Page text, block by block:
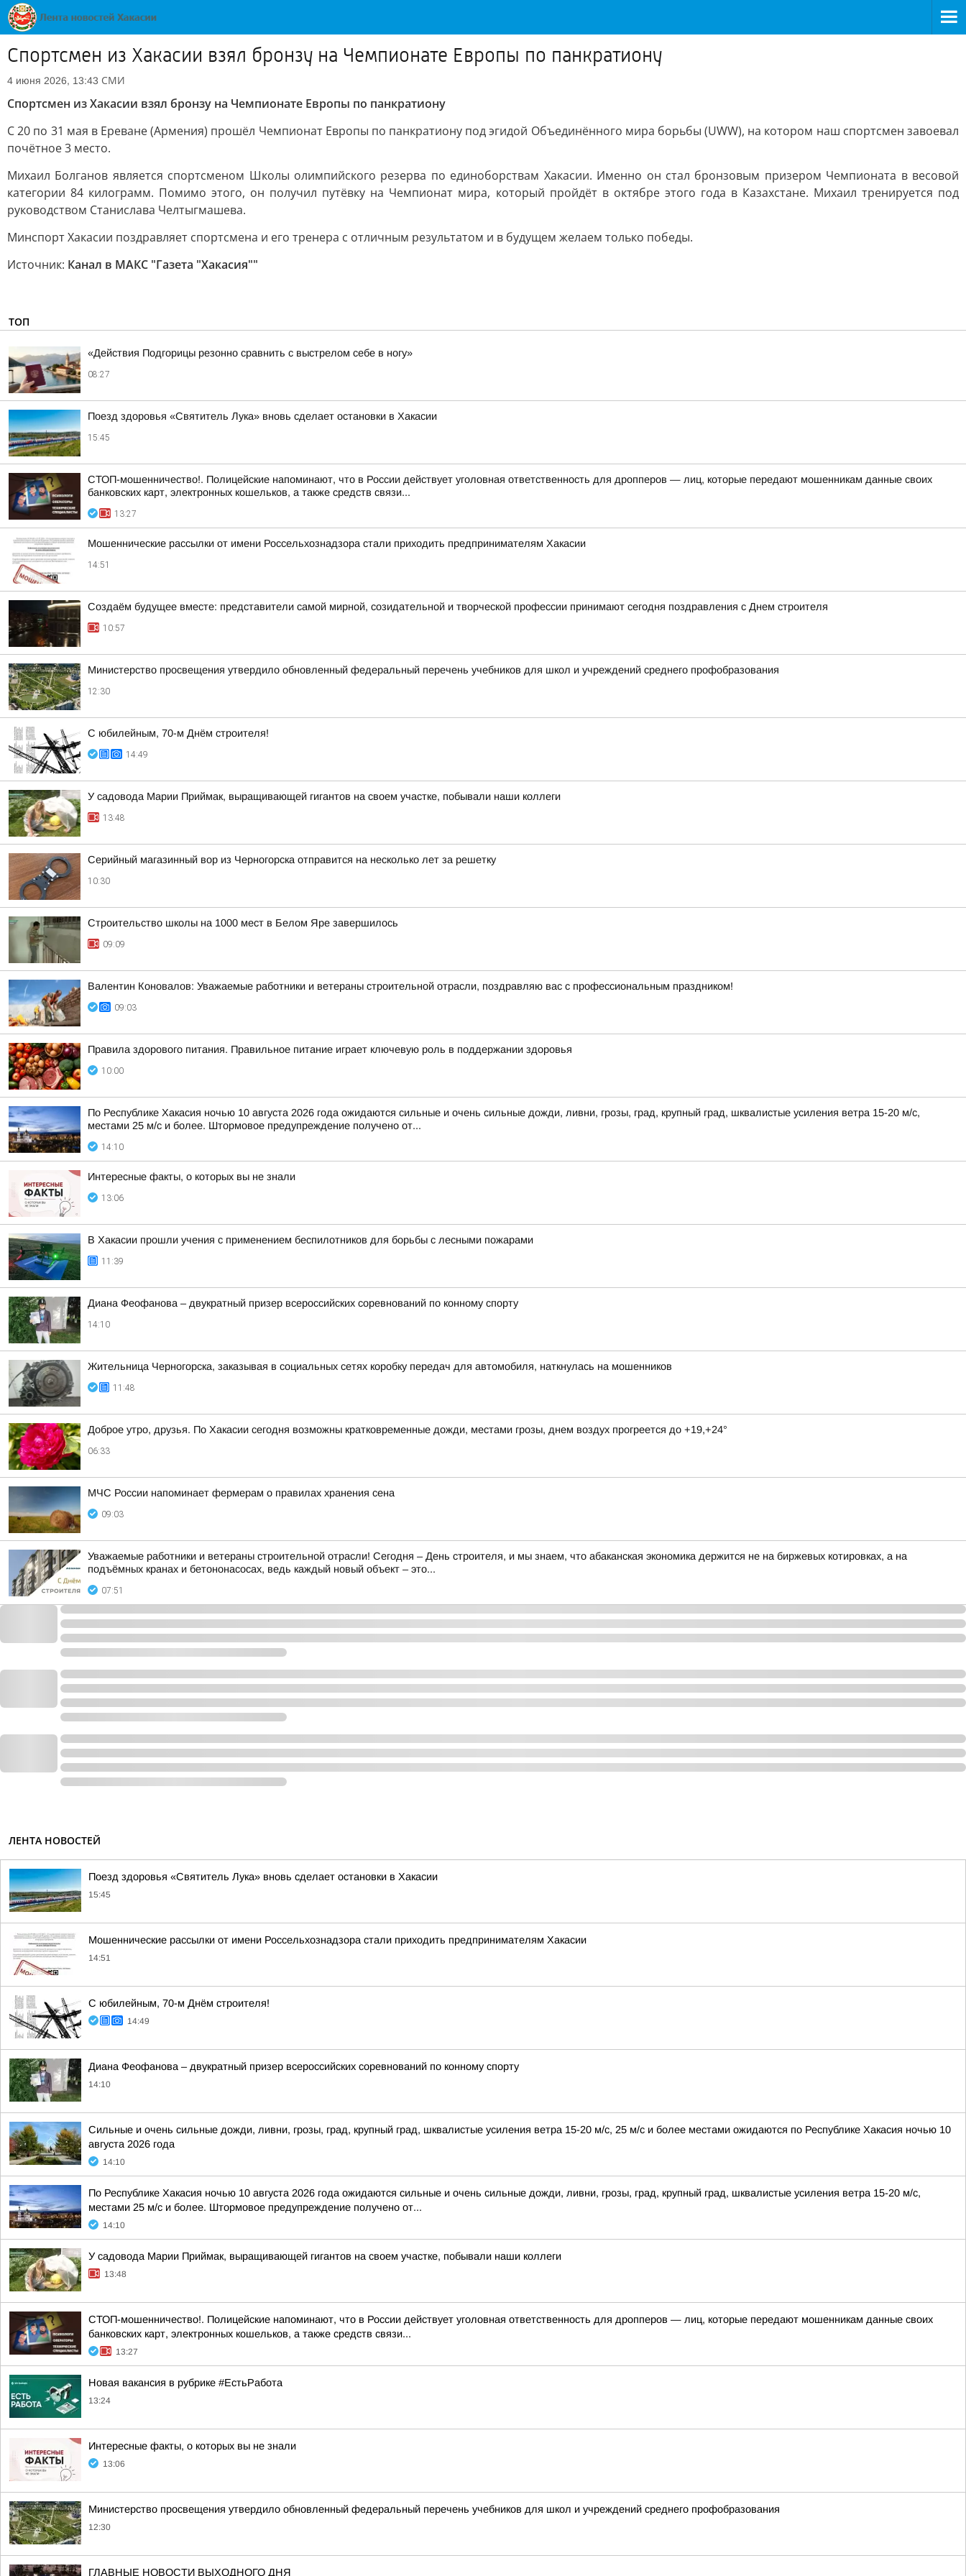
Спортсмен из Хакасии взял бронзу на Чемпионате Европы по панкратиону
4 июня 2026, 13:43 СМИ
Спортсмен из Хакасии взял бронзу на Чемпионате Европы по панкратиону
С 20 по 31 мая в Ереване (Армения) прошёл Чемпионат Европы по панкратиону под эгидой Объединённого мира борьбы (UWW), на котором наш спортсмен завоевал
почётное 3 место.
Михаил Болганов является спортсменом Школы олимпийского резерва по единоборствам Хакасии. Именно он стал бронзовым призером Чемпионата в весовой
категории 84 килограмм. Помимо этого, он получил путёвку на Чемпионат мира, который пройдёт в октябре этого года в Казахстане. Михаил тренируется под
руководством Станислава Челтыгмашева.
Минспорт Хакасии поздравляет спортсмена и его тренера с отличным результатом и в будущем желаем только победы.
Источник: Канал в МАКС "Газета "Хакасия""
ТОП
«Действия Подгорицы резонно сравнить с выстрелом себе в ногу»
08:27
Поезд здоровья «Святитель Лука» вновь сделает остановки в Хакасии
15:45
СТОП-мошенничество!. Полицейские напоминают, что в России действует уголовная ответственность для дропперов — лиц, которые передают мошенникам данные своих
банковских карт, электронных кошельков, а также средств связи...
13:27
Мошеннические рассылки от имени Россельхознадзора стали приходить предпринимателям Хакасии
14:51
Создаём будущее вместе: представители самой мирной, созидательной и творческой профессии принимают сегодня поздравления с Днем строителя
10:57
Министерство просвещения утвердило обновленный федеральный перечень учебников для школ и учреждений среднего профобразования
12:30
С юбилейным, 70-м Днём строителя!
14:49
У садовода Марии Приймак, выращивающей гигантов на своем участке, побывали наши коллеги
13:48
Серийный магазинный вор из Черногорска отправится на несколько лет за решетку
10:30
Строительство школы на 1000 мест в Белом Яре завершилось
09:09
Валентин Коновалов: Уважаемые работники и ветераны строительной отрасли, поздравляю вас с профессиональным праздником!
09:03
Правила здорового питания. Правильное питание играет ключевую роль в поддержании здоровья
10:00
По Республике Хакасия ночью 10 августа 2026 года ожидаются сильные и очень сильные дожди, ливни, грозы, град, крупный град, шквалистые усиления ветра 15-20 м/с,
местами 25 м/с и более. Штормовое предупреждение получено от...
14:10
Интересные факты, о которых вы не знали
13:06
В Хакасии прошли учения с применением беспилотников для борьбы с лесными пожарами
11:39
Диана Феофанова – двукратный призер всероссийских соревнований по конному спорту
14:10
Жительница Черногорска, заказывая в социальных сетях коробку передач для автомобиля, наткнулась на мошенников
11:48
Доброе утро, друзья. По Хакасии сегодня возможны кратковременные дожди, местами грозы, днем воздух прогреется до +19,+24°
06:33
МЧС России напоминает фермерам о правилах хранения сена
09:03
Уважаемые работники и ветераны строительной отрасли! Сегодня – День строителя, и мы знаем, что абаканская экономика держится не на биржевых котировках, а на
подъёмных кранах и бетононасосах, ведь каждый новый объект – это...
07:51
ЛЕНТА НОВОСТЕЙ
Поезд здоровья «Святитель Лука» вновь сделает остановки в Хакасии
15:45
Мошеннические рассылки от имени Россельхознадзора стали приходить предпринимателям Хакасии
14:51
С юбилейным, 70-м Днём строителя!
14:49
Диана Феофанова – двукратный призер всероссийских соревнований по конному спорту
14:10
Сильные и очень сильные дожди, ливни, грозы, град, крупный град, шквалистые усиления ветра 15-20 м/с, 25 м/с и более местами ожидаются по Республике Хакасия ночью 10
августа 2026 года
14:10
По Республике Хакасия ночью 10 августа 2026 года ожидаются сильные и очень сильные дожди, ливни, грозы, град, крупный град, шквалистые усиления ветра 15-20 м/с,
местами 25 м/с и более. Штормовое предупреждение получено от...
14:10
У садовода Марии Приймак, выращивающей гигантов на своем участке, побывали наши коллеги
13:48
СТОП-мошенничество!. Полицейские напоминают, что в России действует уголовная ответственность для дропперов — лиц, которые передают мошенникам данные своих
банковских карт, электронных кошельков, а также средств связи...
13:27
Новая вакансия в рубрике #ЕстьРабота
13:24
Интересные факты, о которых вы не знали
13:06
Министерство просвещения утвердило обновленный федеральный перечень учебников для школ и учреждений среднего профобразования
12:30
ГЛАВНЫЕ НОВОСТИ ВЫХОДНОГО ДНЯ